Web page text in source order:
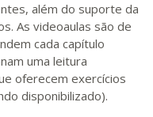
além do suporte da
As videoaulas são de
cada capítulo
uma leitura
oferecem exercícios
disponibilizado).